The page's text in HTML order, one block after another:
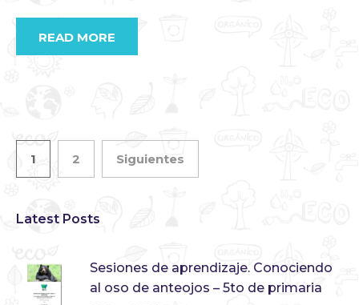
READ MORE
1 2 Siguientes
Latest Posts
Sesiones de aprendizaje. Conociendo
al oso de anteojos – 5to de primaria